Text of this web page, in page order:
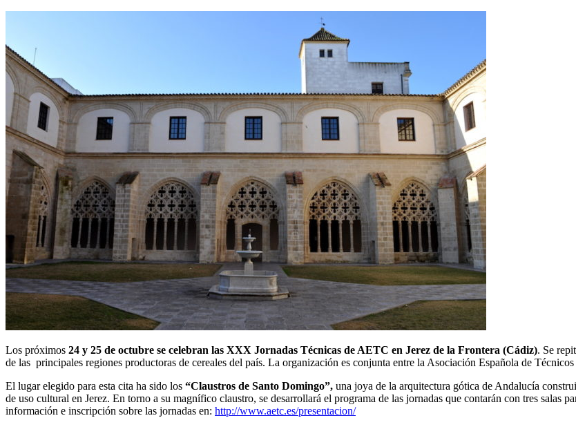
Los próximos 24 y 25 de octubre se celebran las XXX Jornadas Técnicas de AETC en Jerez de la Frontera (Cádiz). Se
de las principales regiones productoras de cereales del país. La organización es conjunta entre la Asociación Española de
El lugar elegido para esta cita ha sido los “Claustros de Santo Domingo”, una joya de la arquitectura gótica de Andalucía
de uso cultural en Jerez. En torno a su magnífico claustro, se desarrollará el programa de las jornadas que contarán con tres salas
información e inscripción sobre las jornadas en: http://www.aetc.es/presentacion/